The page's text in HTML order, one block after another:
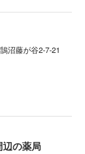
沼藤が谷2-7-21
の薬局